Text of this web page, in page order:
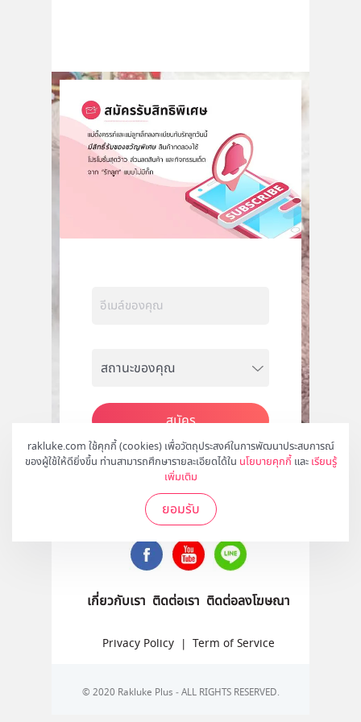
rakluke.com ใช้คุกกี้ (cookies) เพื่อวัตถุประสงค์ในการพัฒนาประสบการณ์
ของผู้ใช้ให้ดียิ่งขึ้น ท่านสามารถศึกษารายละเอียดได้ใน นโยบายคุกกี้ และ เรียนรู้
เพิ่มเติม
ยอมรับ
สมัคร
ติดตามเราได้ที่
เกี่ยวกับเรา ติดต่อเรา ติดต่อลงโฆษณา
Privacy Policy | Term of Service
© 2020 Rakluke Plus - ALL RIGHTS RESERVED.